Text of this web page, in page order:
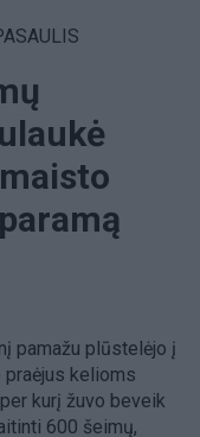
pamažu plūstelėjo į
kelioms
kurį žuvo beveik
600 šeimų,